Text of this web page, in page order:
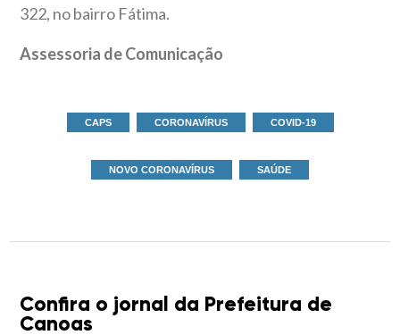
322, no bairro Fátima.
Assessoria de Comunicação
CAPS CORONAVÍRUS COVID-19
NOVO CORONAVÍRUS SAÚDE
Confira o jornal da Prefeitura de
Canoas